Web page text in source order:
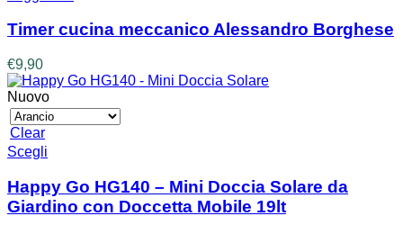
Timer cucina meccanico Alessandro Borghese
€9,90
Nuovo
Clear
Scegli
ha
più
varianti.
Happy Go HG140 – Mini Doccia Solare da
Giardino con Doccetta Mobile 19lt